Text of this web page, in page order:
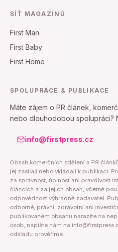
SÍŤ MAGAZÍNŮ
First Man
First Baby
First Home
SPOLUPRÁCE & PUBLIKACE
Máte zájem o PR článek,
nebo dlouhodobou spolupráci?
info@firstpress.cz
Obsah komerčních sdělení a PR
jej zasílají nebo vkládají k publikaci.
za správnost, úplnost ani pravdivost
článcích a za jejich obsah, včetně
odpovědnost výhradně zadavatel.
odborné, právní, zdravotní ani
publikovaném obsahu narazíte na
osob, napište nám na
odkladu prověříme.